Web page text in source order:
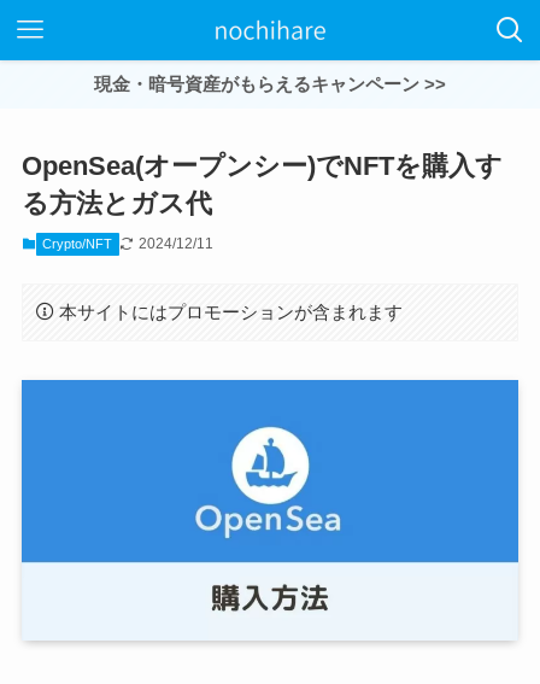
現金・暗号資産がもらえるキャンペーン >>
OpenSea(オープンシー)でNFTを購入す
る方法とガス代
Crypto/NFT 2024/12/11
本サイトにはプロモーションが含まれます